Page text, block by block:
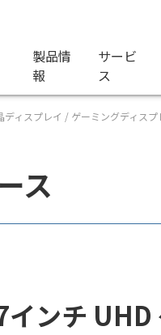
製品情
報
サービ
ス
ディスプレイ / ゲーミングディスプ
ス
インチ